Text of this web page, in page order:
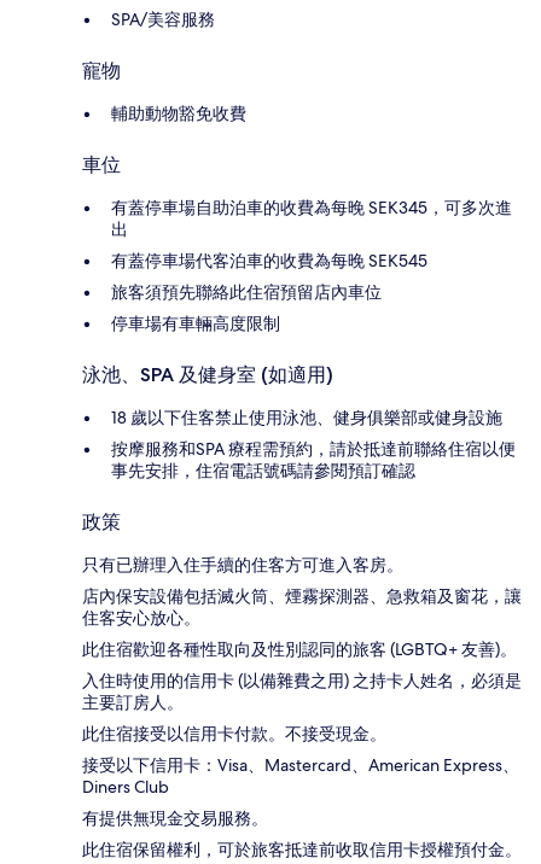
SPA/美容服務
寵物
輔助動物豁免收費
車位
有蓋停車場自助泊車的收費為每晚 SEK345，可多次進
出
有蓋停車場代客泊車的收費為每晚 SEK545
旅客須預先聯絡此住宿預留店內車位
停車場有車輛高度限制
泳池、SPA 及健身室 (如適用)
18 歲以下住客禁止使用泳池、健身俱樂部或健身設施
按摩服務和SPA 療程需預約，請於抵達前聯絡住宿以便
事先安排，住宿電話號碼請參閱預訂確認
政策
只有已辦理入住手續的住客方可進入客房。
店內保安設備包括滅火筒、煙霧探測器、急救箱及窗花，讓
住客安心放心。
此住宿歡迎各種性取向及性別認同的旅客 (LGBTQ+ 友善)。
入住時使用的信用卡 (以備雜費之用) 之持卡人姓名，必須是
主要訂房人。
此住宿接受以信用卡付款。不接受現金。
接受以下信用卡：Visa、Mastercard、American Express、
Diners Club
有提供無現金交易服務。
此住宿保留權利，可於旅客抵達前收取信用卡授權預付金。